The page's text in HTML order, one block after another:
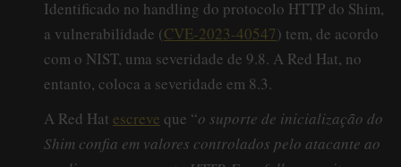
Identificado no handling do protocolo HTTP do Shim,
a vulnerabilidade (CVE-2023-40547) tem, de acordo
com o NIST, uma severidade de 9.8. A Red Hat, no
entanto, coloca a severidade em 8.3.
A Red Hat escreve que “o suporte de inicialização do
Shim confia em valores controlados pelo atacante ao